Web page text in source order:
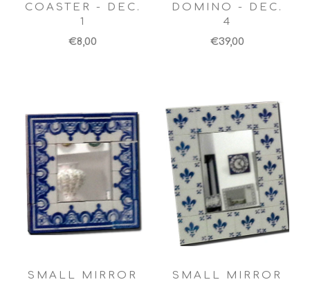
COASTER - DEC.
1
€8,00
DOMINO - DEC.
4
€39,00
SMALL MIRROR
SMALL MIRROR